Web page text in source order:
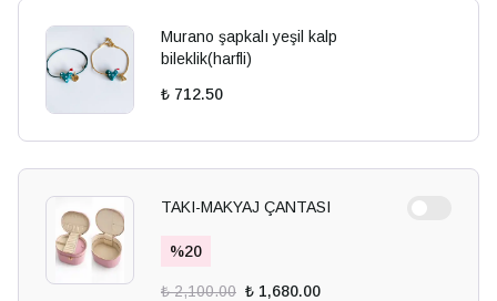
Murano şapkalı yeşil kalp
bileklik(harfli)
₺ 712.50
TAKI-MAKYAJ ÇANTASI
%20
₺ 2,100.00 ₺ 1,680.00